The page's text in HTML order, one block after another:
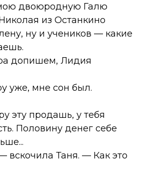
мою двоюродную Галю
из Останкино
ну и учеников — какие
допишем, Лидия
уже, мне сон был.
эту продашь, у тебя
Половину денег себе
Таня. — Как это